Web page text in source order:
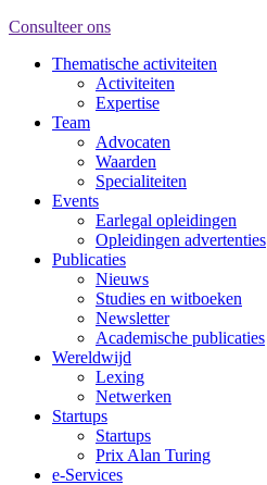
Consulteer ons
Thematische activiteiten
Activiteiten
Expertise
Team
Advocaten
Waarden
Specialiteiten
Events
Earlegal opleidingen
Opleidingen advertenties
Publicaties
Nieuws
Studies en witboeken
Newsletter
Academische publicaties
Wereldwijd
Lexing
Netwerken
Startups
Startups
Prix Alan Turing
e-Services